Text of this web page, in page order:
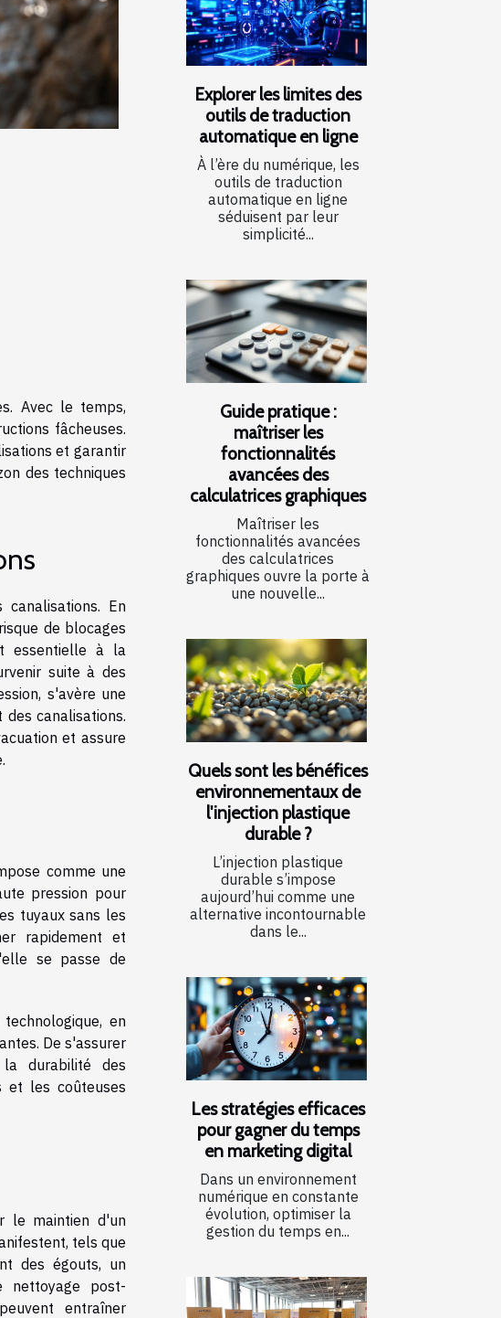
Avec le temps,
fâcheuses.
et garantir
des techniques
En
de blocages
essentielle à la
suite à des
s'avère une
canalisations.
et assure
comme une
pression pour
tuyaux sans les
rapidement et
se passe de
en
De s'assurer
durabilité des
et les coûteuses
le maintien d'un
tels que
des égouts, un
nettoyage post-
entraîner
Explorer les limites des
outils de traduction
automatique en ligne
À l’ère du numérique, les
outils de traduction
automatique en ligne
séduisent par leur
simplicité...
Guide pratique :
maîtriser les
fonctionnalités
avancées des
calculatrices graphiques
Maîtriser les
fonctionnalités avancées
des calculatrices
graphiques ouvre la porte à
une nouvelle...
Quels sont les bénéfices
environnementaux de
l'injection plastique
durable ?
L’injection plastique
durable s’impose
aujourd’hui comme une
alternative incontournable
dans le...
Les stratégies efficaces
pour gagner du temps
en marketing digital
Dans un environnement
numérique en constante
évolution, optimiser la
gestion du temps en...